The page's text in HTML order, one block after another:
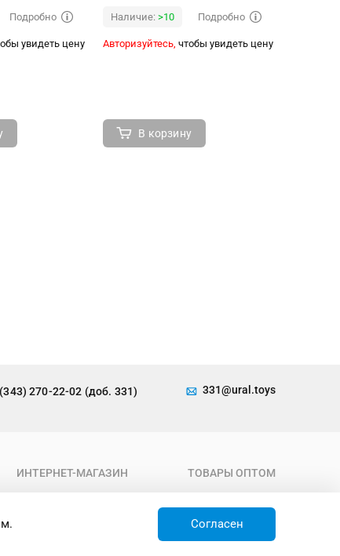
Подробно
увидеть цену
боковой перфорацией, 50 шт в
Наличие: >10 Подробно
Авторизуйтесь, чтобы увидеть цену
В корзину
270-22-02 (доб. 331) 331@ural.toys
ИНТЕРНЕТ-МАГАЗИН
ТОВАРЫ ОПТОМ
Новинки
Товары недели
Согласен